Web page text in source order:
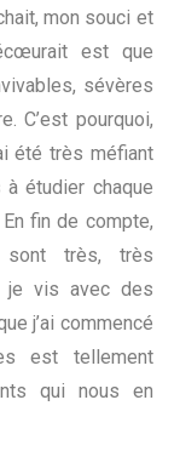
mon souci et
est que
sévères
C’est pourquoi,
été très méfiant
étudier chaque
fin de compte,
très, très
je vis avec des
j’ai commencé
est tellement
qui nous en